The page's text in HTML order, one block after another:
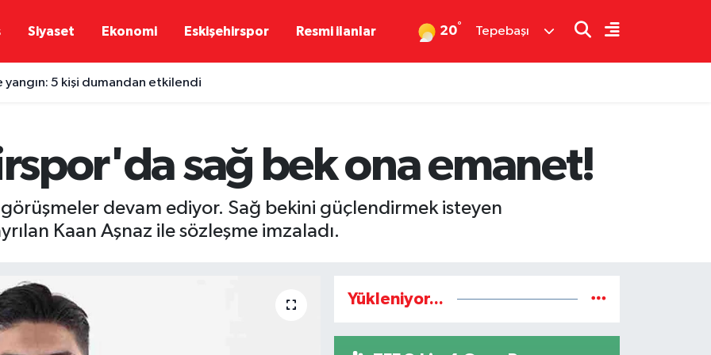
Siyaset Ekonomi Eskişehirspor Resmi ilanlar 20° Tepebaşı
yangın: 5 kişi dumandan etkilendi
sağ bek ona emanet!
görüşmeler devam ediyor. Sağ bekini güçlendirmek isteyen
Kaan Aşnaz ile sözleşme imzaladı.
Yükleniyor...